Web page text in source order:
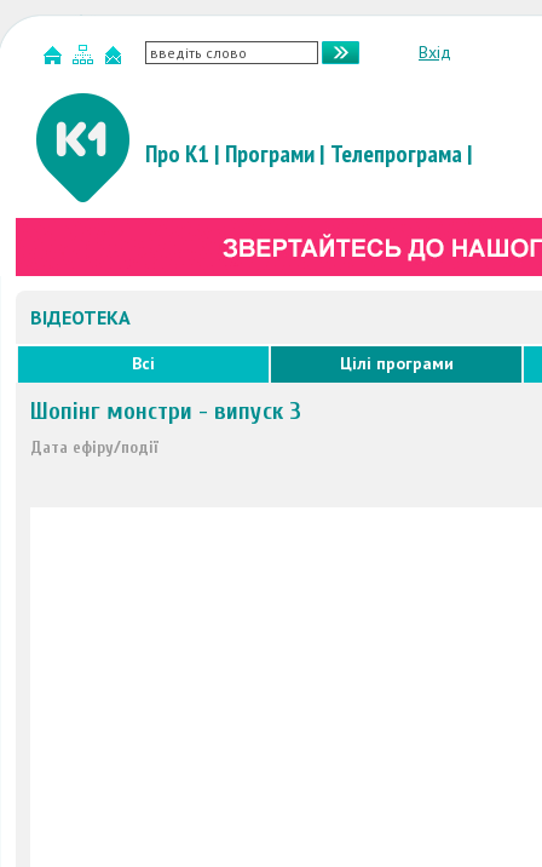
Вхід
Про К1 | Програми| Телепрограма|
ВІДЕОТЕКА
Всі Цілі програми
Шопінг монстри - випуск 3
Дата ефіру/події